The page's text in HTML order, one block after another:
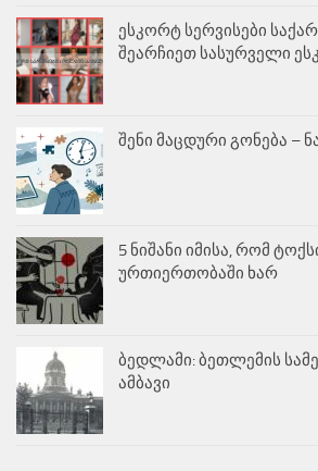
ესკორტ სერვისები
შეარჩიეთ სასურველი
შენი მაცდური გონება –
5 ნიშანი იმისა, რომ
ურთიერთობაში ხარ
ბედლამი: ბეთლემის
ამბავი